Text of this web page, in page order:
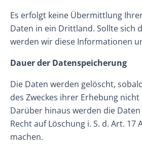
Es erfolgt keine Übermittlung
Daten in ein Drittland. Sollte sich
werden wir diese Informationen
Dauer der Datenspeicherung
Die Daten werden gelöscht,
des Zweckes ihrer Erhebung
Darüber hinaus werden die
Recht auf Löschung i. S. d. Art. 17
machen.